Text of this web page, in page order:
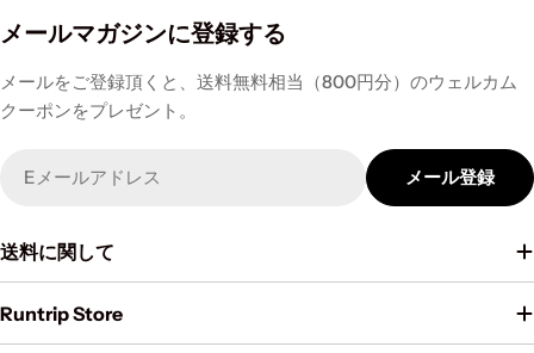
送料に関して
Runtrip Store
メールマガジンに登録する
メールをご登録頂くと、送料無料相当（800円分）のウェルカム
クーポンをプレゼント。
メール登録